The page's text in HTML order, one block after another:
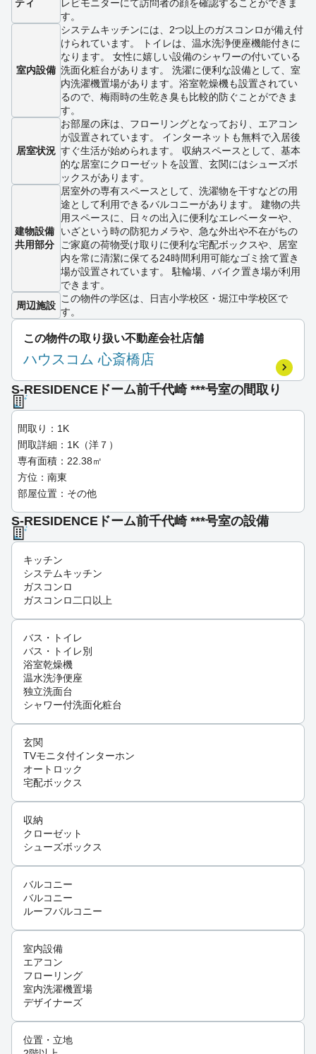
ティ
レビモニターにて訪問者の顔を確認することができま
す。
室内設備
システムキッチンには、2つ以上のガスコンロが備え付
けられています。 トイレは、温水洗浄便座機能付きに
なります。 女性に嬉しい設備のシャワーの付いている
洗面化粧台があります。 洗濯に便利な設備として、室
内洗濯機置場があります。浴室乾燥機も設置されてい
るので、梅雨時の生乾き臭も比較的防ぐことができま
す。
居室状況
お部屋の床は、フローリングとなっており、エアコン
が設置されています。 インターネットも無料で入居後
すぐ生活が始められます。 収納スペースとして、基本
的な居室にクローゼットを設置、玄関にはシューズボ
ックスがあります。
建物設備
共用部分
居室外の専有スペースとして、洗濯物を干すなどの用
途として利用できるバルコニーがあります。 建物の共
用スペースに、日々の出入に便利なエレベーターや、
いざという時の防犯カメラや、急な外出や不在がちの
ご家庭の荷物受け取りに便利な宅配ボックスや、居室
内を常に清潔に保てる24時間利用可能なゴミ捨て置き
場が設置されています。 駐輪場、バイク置き場が利用
できます。
周辺施設
この物件の学区は、日吉小学校区・堀江中学校区で
す。
この物件の取り扱い不動産会社店舗
ハウスコム 心斎橋店
S-RESIDENCEドーム前千代崎 ***号室の間取り
間取り：1K
間取詳細：1K（洋７）
専有面積：22.38㎡
方位：南東
部屋位置：その他
S-RESIDENCEドーム前千代崎 ***号室の設備
キッチン
システムキッチン
ガスコンロ
ガスコンロ二口以上
バス・トイレ
バス・トイレ別
浴室乾燥機
温水洗浄便座
独立洗面台
シャワー付洗面化粧台
玄関
TVモニタ付インターホン
オートロック
宅配ボックス
収納
クローゼット
シューズボックス
バルコニー
バルコニー
ルーフバルコニー
室内設備
エアコン
フローリング
室内洗濯機置場
デザイナーズ
位置・立地